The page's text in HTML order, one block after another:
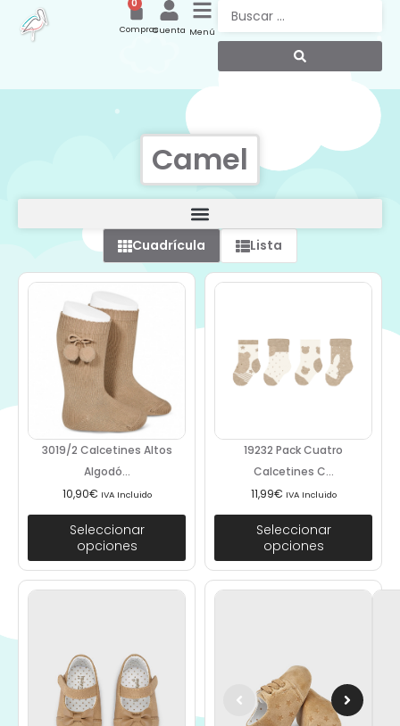
Menú
Cuenta
0
Compras
Camel
Cuadrícula Lista
3019/2 Calcetines Altos
Algodó...
10,90€ IVA Incluido
Seleccionar
opciones
19232 Pack Cuatro
Calcetines C...
11,99€ IVA Incluido
Seleccionar
opciones